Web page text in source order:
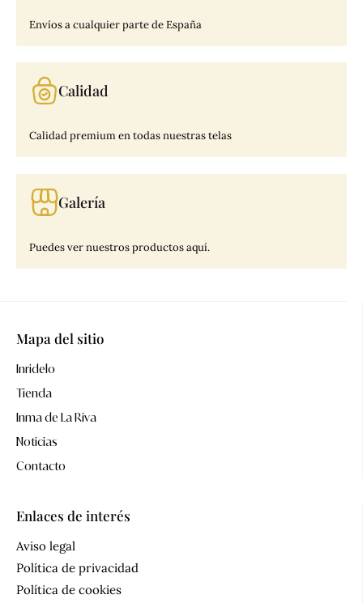
Envíos a cualquier parte de España
Calidad
Calidad premium en todas nuestras telas
Galería
Puedes ver nuestros productos aquí.
Mapa del sitio
Inridelo
Tienda
Inma de La Riva
Noticias
Contacto
Enlaces de interés
Aviso legal
Política de privacidad
Política de cookies